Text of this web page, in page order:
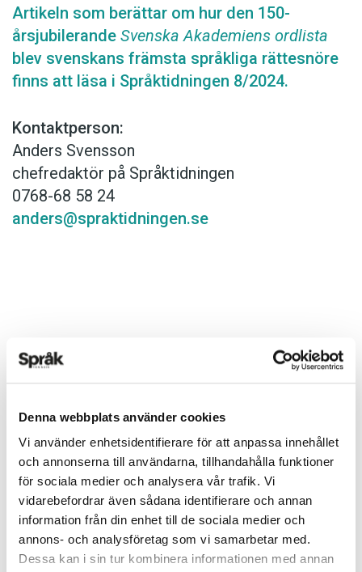
Denna webbplats använder cookies
Vi använder enhetsidentifierare för att anpassa innehållet
och annonserna till användarna, tillhandahålla funktioner
för sociala medier och analysera vår trafik. Vi
vidarebefordrar även sådana identifierare och annan
information från din enhet till de sociala medier och
annons- och analysföretag som vi samarbetar med.
Dessa kan i sin tur kombinera informationen med annan
Artikeln som berättar om hur den 150-
årsjubilerande Svenska Akademiens ordlista
blev svenskans främsta språkliga rättesnöre
finns att läsa i Språktidningen 8/2024.
Kontaktperson:
Anders Svensson
chefredaktör på Språktidningen
0768-68 58 24
anders@spraktidningen.se
Det här innehållet kräver att du accepterar cookies.
Hantera cookie-inställningar